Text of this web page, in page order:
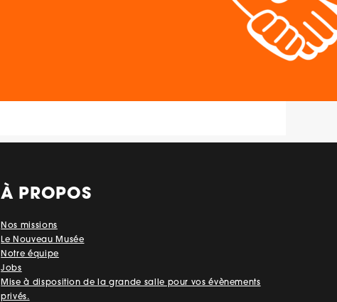
À PROPOS
Nos missions
Le Nouveau Musée
Notre équipe
Jobs
Mise à disposition de la grande salle pour vos évènements
privés.